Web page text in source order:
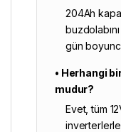
204Ah
gün
• Herhangi
mudur?
Evet, tüm